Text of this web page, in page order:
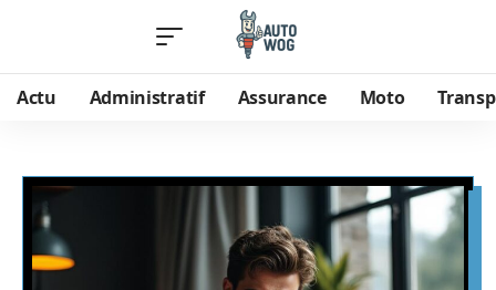
Actu Administratif Assurance Moto